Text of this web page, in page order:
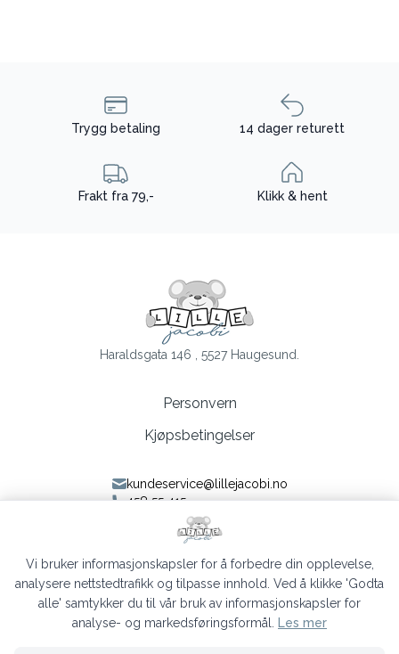
Trygg betaling 14 dager returett
Frakt fra 79,- Klikk & hent
Haraldsgata 146 , 5527 Haugesund.
Personvern
Kjøpsbetingelser
kundeservice@lillejacobi.no
458 55 415
Følg oss på Facebook
Følg oss på Instagram
Vi bruker informasjonskapsler for å forbedre din opplevelse,
analysere nettstedtrafikk og tilpasse innhold. Ved å klikke 'Godta
alle' samtykker du til vår bruk av informasjonskapsler for
analyse- og markedsføringsformål.
Les mer